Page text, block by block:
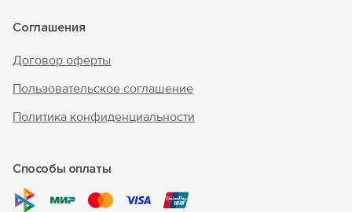
Соглашения
Договор оферты
Пользовательское соглашение
Политика конфиденциальности
Способы оплаты